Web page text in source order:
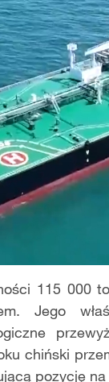
115 000
Jego
chiński
pozycję